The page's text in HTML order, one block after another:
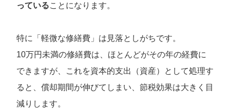
っていることになります。
特に「軽微な修繕費」は見落としがちです。
10万円未満の修繕費は、ほとんどがその年の経費に
できますが、これを資本的支出（資産）として処理す
ると、償却期間が伸びてしまい、節税効果は大きく目
減りします。